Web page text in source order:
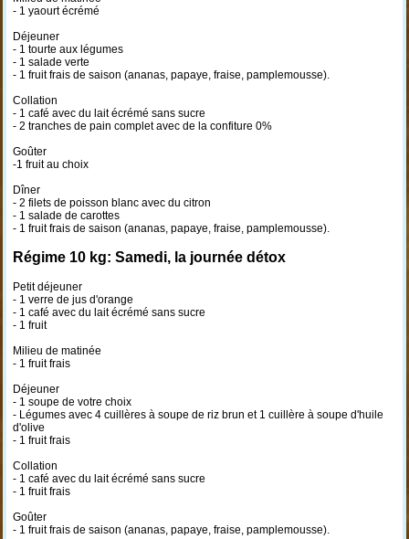
- 1 yaourt écrémé
Déjeuner
- 1 tourte aux légumes
- 1 salade verte
- 1 fruit frais de saison (ananas, papaye, fraise, pamplemousse).
Collation
- 1 café avec du lait écrémé sans sucre
- 2 tranches de pain complet avec de la confiture 0%
Goûter
-1 fruit au choix
Dîner
- 2 filets de poisson blanc avec du citron
- 1 salade de carottes
- 1 fruit frais de saison (ananas, papaye, fraise, pamplemousse).
Régime 10 kg: Samedi, la journée détox
Petit déjeuner
- 1 verre de jus d'orange
- 1 café avec du lait écrémé sans sucre
- 1 fruit
Milieu de matinée
- 1 fruit frais
Déjeuner
- 1 soupe de votre choix
- Légumes avec 4 cuillères à soupe de riz brun et 1 cuillère à soupe d'huile
d'olive
- 1 fruit frais
Collation
- 1 café avec du lait écrémé sans sucre
- 1 fruit frais
Goûter
- 1 fruit frais de saison (ananas, papaye, fraise, pamplemousse).